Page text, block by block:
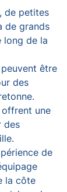
de petites
de grands
long de la
être
des
offrent une
des
de
la côte